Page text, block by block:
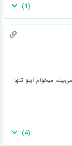
(
1
)
میخوام اینو تنها
(
4
)